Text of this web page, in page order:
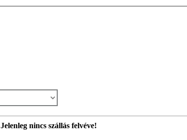
Jelenleg nincs szállás felvéve!